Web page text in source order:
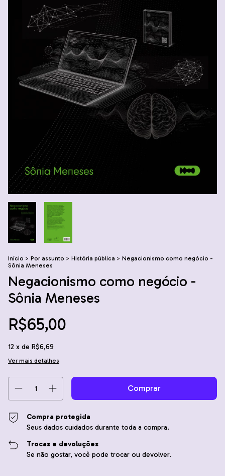
Início > Por assunto > História pública > Negacionismo como negócio -
Sônia Meneses
Negacionismo como negócio -
Sônia Meneses
R$65,00
12 x de R$6,69
Ver mais detalhes
Compra protegida
Seus dados cuidados durante toda a compra.
Trocas e devoluções
Se não gostar, você pode trocar ou devolver.